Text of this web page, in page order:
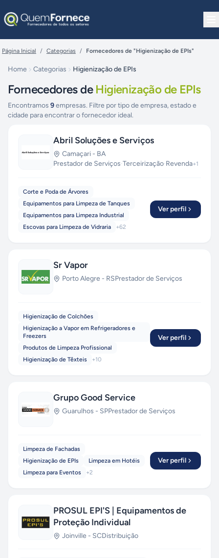
Página Inicial / Categorias / Fornecedores de "Higienização de EPIs"
Home Categorias Higienização de EPIs
Fornecedores de Higienização de EPIs
Encontramos 9empresas. Filtre por tipo de empresa, estado e
cidade para encontrar o fornecedor ideal.
Abril Soluções e Serviços
Camaçari - BA
Prestador de Serviços·Terceirização·Revenda+1
Corte e Poda de Árvores
Equipamentos para Limpeza de Tanques
Equipamentos para Limpeza Industrial
Escovas para Limpeza de Vidraria
+62
Ver perfil
Sr Vapor
Porto Alegre - RSPrestador de Serviços
Higienização de Colchões
Higienização a Vapor em Refrigeradores e
Freezers
Produtos de Limpeza Profissional
Higienização de Têxteis
+10
Ver perfil
Grupo Good Service
Guarulhos - SPPrestador de Serviços
Limpeza de Fachadas
Higienização de EPIs
Limpeza em Hotéis
Limpeza para Eventos
+2
Ver perfil
PROSUL EPI'S | Equipamentos de
Proteção Individual
Joinville - SCDistribuição